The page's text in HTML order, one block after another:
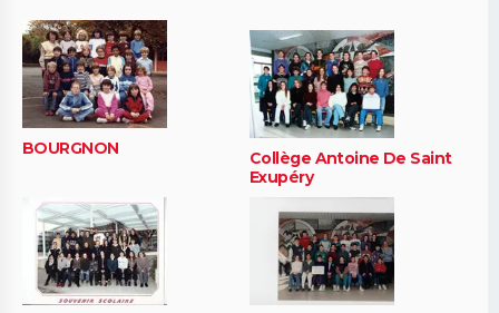
BOURGNON
Collège Antoine De Saint
Exupéry